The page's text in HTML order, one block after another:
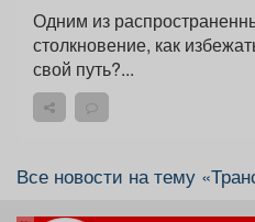
Одним из
столкновение, как
свой путь?...
Все новости на тему